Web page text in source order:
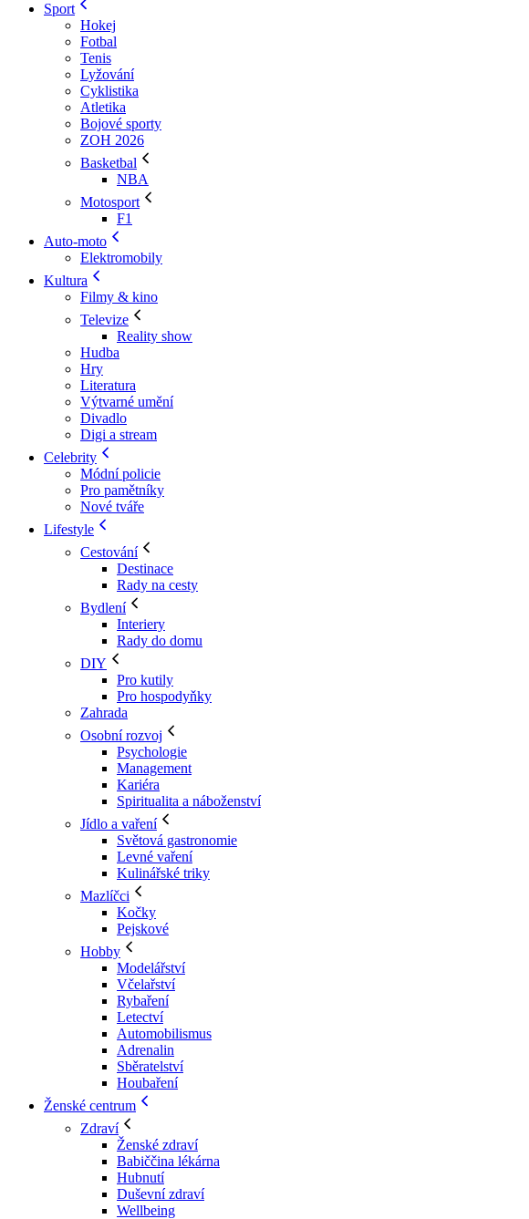
Sport
Hokej
Fotbal
Tenis
Lyžování
Cyklistika
Atletika
Bojové sporty
ZOH 2026
Basketbal
NBA
Motosport
F1
Auto-moto
Elektromobily
Kultura
Filmy & kino
Televize
Reality show
Hudba
Hry
Literatura
Výtvarné umění
Divadlo
Digi a stream
Celebrity
Módní policie
Pro pamětníky
Nové tváře
Lifestyle
Cestování
Destinace
Rady na cesty
Bydlení
Interiery
Rady do domu
DIY
Pro kutily
Pro hospodyňky
Zahrada
Osobní rozvoj
Psychologie
Management
Kariéra
Spiritualita a náboženství
Jídlo a vaření
Světová gastronomie
Levné vaření
Kulinářské triky
Mazlíčci
Kočky
Pejskové
Hobby
Modelářství
Včelařství
Rybaření
Letectví
Automobilismus
Adrenalin
Sběratelství
Houbaření
Ženské centrum
Zdraví
Ženské zdraví
Babiččina lékárna
Hubnutí
Duševní zdraví
Wellbeing